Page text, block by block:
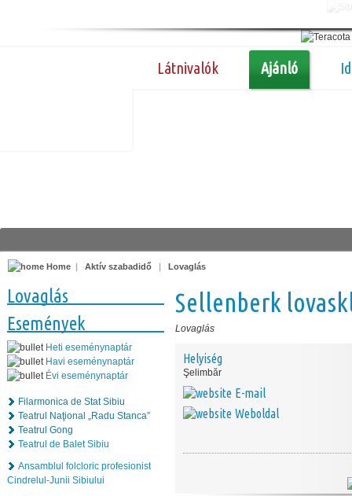
Látnivalók Ajánló
Home | Aktív szabadidő | Lovaglás
Lovaglás
Események
Heti eseménynaptár
Havi eseménynaptár
Évi eseménynaptár
Filarmonica de Stat Sibiu
Teatrul Naţional „Radu Stanca”
Teatrul Gong
Teatrul de Balet Sibiu
Ansamblul folcloric profesionist
Cindrelul-Junii Sibiului
Sellenberk
Lovaglás
Helyiség
Şelimbăr
E-mail
Weboldal